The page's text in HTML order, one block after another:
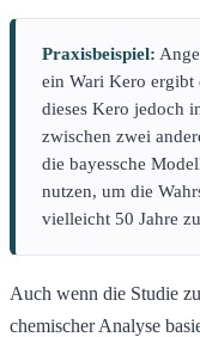
Praxisbeispiel:
ein Wari Kero ergibt
dieses Kero jedoch
zwischen zwei
die bayessche
nutzen, um die
vielleicht 50 Jahre
Auch wenn die Studie
chemischer Analyse